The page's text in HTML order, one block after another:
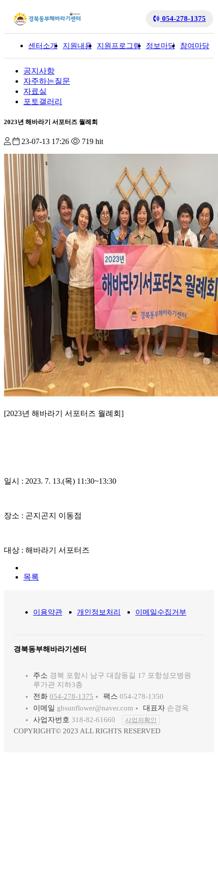
054-278-1375
센터소개 지원내용 지원프로그램 정보마당 참여마당
공지사항
자주하는질문
자료실
포토갤러리
2023년 해바라기 서포터즈 월례회
23-07-13 17:26 719 hit
[2023년 해바라기 서포터즈 월례회 ]
일시 : 2023. 7. 13.(목) 11:30~13:30
장소 : 곤지곤지 이동점
대상 : 해바라기 서포터즈
목록
이용약관 개인정보처리 이메일수집거부
경북동부해바라기센터
주소 경북 포항시 남구 대잠동길 17 포항성모병원
루가관 지하3층
전화 054-278-1375 팩스 054-278-1350
이메일 gbsunflower@naver.com 대표자 손경옥
사업자번호 318-82-61660 사업자확인
COPYRIGHT© 2023 ALL RIGHTS RESERVED